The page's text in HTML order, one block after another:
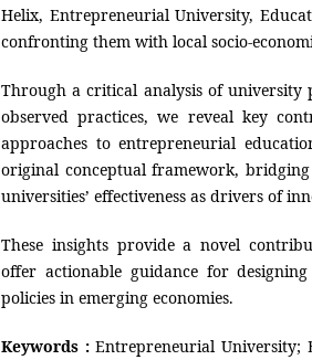
Helix, Entrepreneurial University,
confronting them with local socio-
Through a critical analysis of university
observed practices, we reveal key
approaches to entrepreneurial
original conceptual framework,
universities’ effectiveness as drivers of
These insights provide a novel
offer actionable guidance for
policies in emerging economies.
Keywords :Entrepreneurial University;